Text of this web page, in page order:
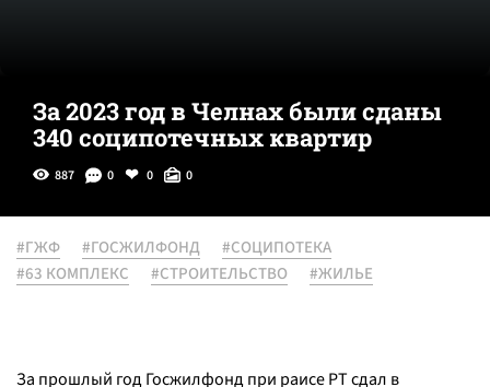
За 2023 год в Челнах были сданы
340 соципотечных квартир
887 0 0 0
#ГЖФ #ГОСЖИЛФОНД
#СОЦИПОТЕКА
#63 КОМПЛЕКС
#СТРОИТЕЛЬСТВО #ЖИЛЬЕ
За прошлый год Госжилфонд при раисе РТ сдал в